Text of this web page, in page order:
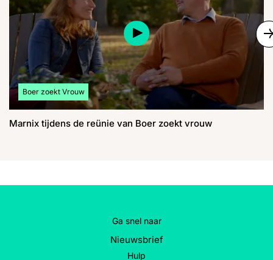
Bekijk meer artikelen over:
Boer zoekt Vrouw
Marnix tijdens de reünie van Boer zoekt vrouw
Ga snel naar
Nieuwsbrief
Hulp